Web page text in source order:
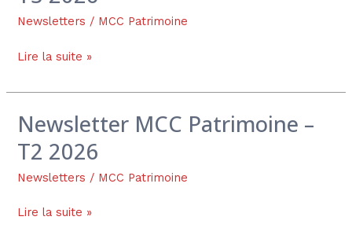
Newsletters / MCC Patrimoine
–
2026
Lire la suite »
Newsletter MCC Patrimoine –
T2 2026
Newsletters / MCC Patrimoine
Newsletter
Patrimoine
–
2026
Lire la suite »